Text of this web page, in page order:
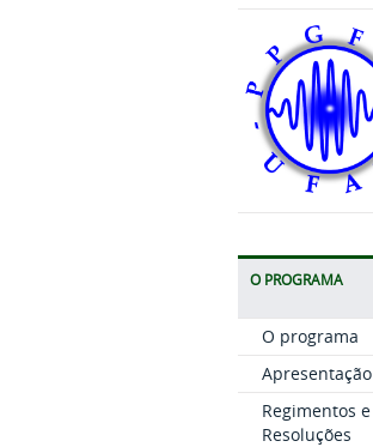
O PROGRAMA
O programa
Apresentação
Regimentos e
Resoluções